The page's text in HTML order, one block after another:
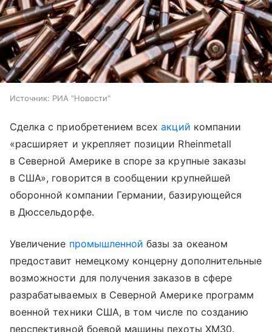
Источник: РИА "Новости"
Сделка с приобретением всехакций компании
«расширяет и укрепляет позиции Rheinmetall
в Северной Америке в споре за крупные заказы
в США», говорится в сообщении крупнейшей
оборонной компании Германии, базирующейся
в Дюссельдорфе.
Увеличение промышленной базы за океаном
предоставит немецкому концерну дополнительные
возможности для получения заказов в сфере
разрабатываемых в Северной Америке программ
военной техники США, в том числе по созданию
перспективной боевой машины пехоты XM30.